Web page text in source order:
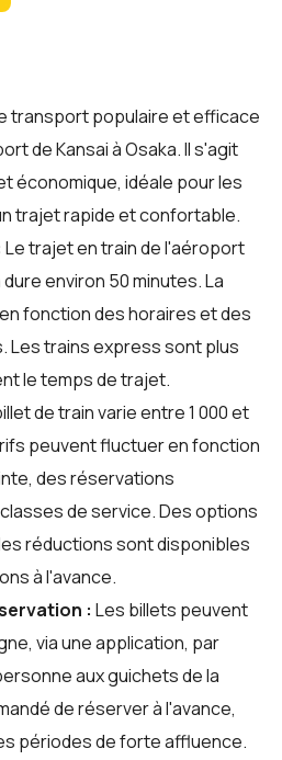
transport populaire et efficace
de Kansai à Osaka. Il s'agit
économique, idéale pour les
trajet rapide et confortable.
Le trajet en train de l'aéroport
dure environ 50 minutes. La
fonction des horaires et des
Les trains express sont plus
le temps de trajet.
de train varie entre 1 000 et
peuvent fluctuer en fonction
des réservations
de service. Des options
réductions sont disponibles
à l'avance.
: Les billets peuvent
via une application, par
aux guichets de la
de réserver à l'avance,
périodes de forte affluence.